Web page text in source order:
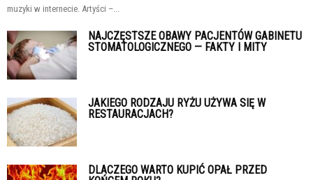
muzyki w internecie. Artyści –...
NAJCZĘSTSZE OBAWY PACJENTÓW GABINETU
STOMATOLOGICZNEGO — FAKTY I MITY
JAKIEGO RODZAJU RYŻU UŻYWA SIĘ W
RESTAURACJACH?
DLACZEGO WARTO KUPIĆ OPAŁ PRZED